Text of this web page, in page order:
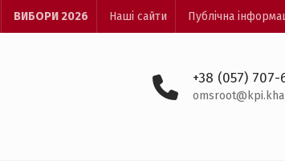
ВИБОРИ 2026 Наші сайти Публічна
+38 (057) 707-